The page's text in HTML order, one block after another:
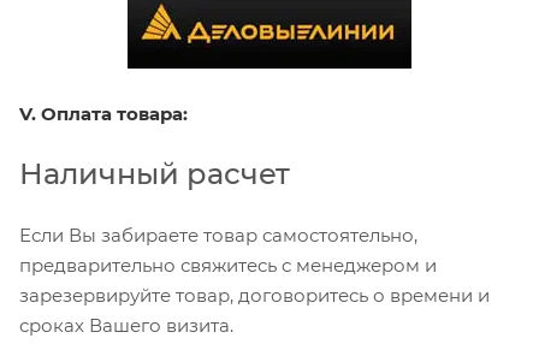
V. Оплата товара:
Наличный расчет
Если Вы забираете товар самостоятельно,
предварительно свяжитесь с менеджером и
зарезервируйте товар, договоритесь о времени и
сроках Вашего визита.